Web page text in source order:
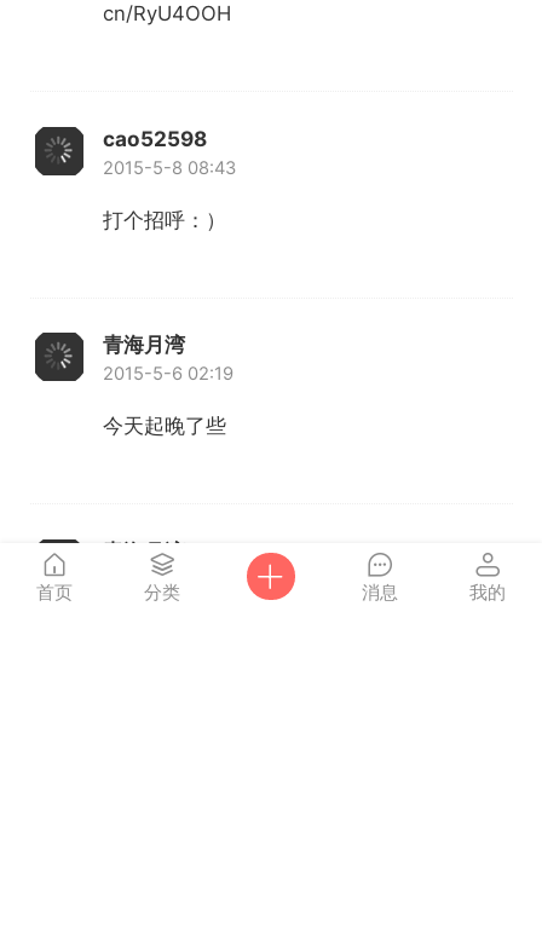
cn/RyU4OOH
cao52598
2015-5-8 08:43
打个招呼：）
青海月湾
2015-5-6 02:19
今天起晚了些
青海月湾
2015-5-5 01:57
首页 分类 消息 我的